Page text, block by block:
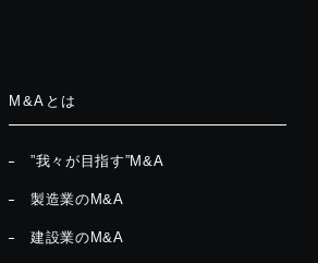
M&Aとは
”我々が目指す”M&A
製造業のM&A
建設業のM&A